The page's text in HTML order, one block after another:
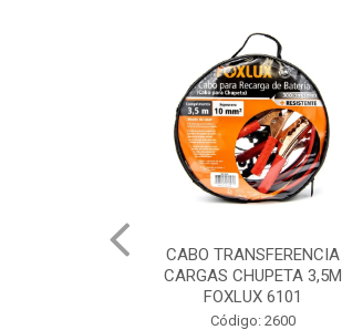
CABO TRANSFERENCIA
CARGAS CHUPETA 3,5M
FOXLUX 6101
Código: 2600